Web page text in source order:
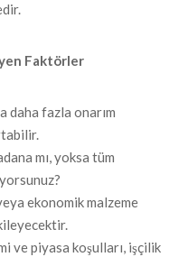
Faktörler
daha fazla onarım
mı, yoksa tüm
ekonomik malzeme
ve piyasa koşulları, işçilik